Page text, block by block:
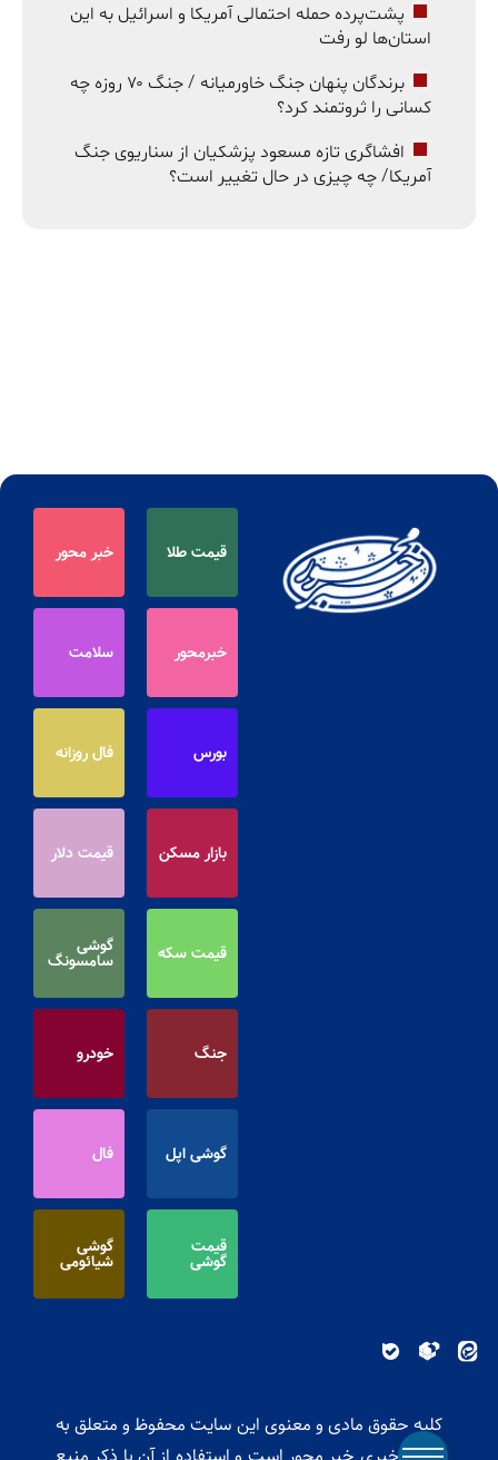
پشت‌پرده حمله احتمالی آمریکا و اسرائیل به این
استان‌ها لو رفت
برندگان پنهان جنگ خاورمیانه / جنگ ۷۰ روزه چه
کسانی را ثروتمند کرد؟
افشاگری تازه مسعود پزشکیان از سناریوی جنگ
آمریکا/ چه چیزی در حال تغییر است؟
قیمت طلا خبر محور
خبرمحور سلامت
بورس فال روزانه
بازار مسکن قیمت دلار
قیمت سکه گوشی
سامسونگ
جنگ خودرو
گوشی اپل فال
قیمت
گوشی
گوشی
شیائومی
کلیه حقوق مادی و معنوی این سایت محفوظ و متعلق به